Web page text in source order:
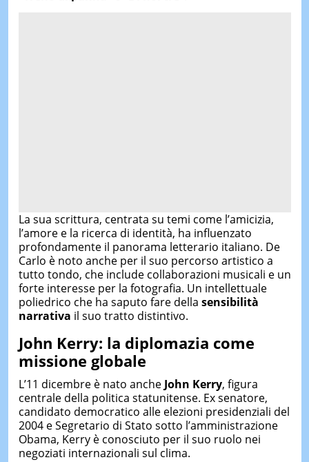
La sua scrittura, centrata su temi come l’amicizia,
l’amore e la ricerca di identità, ha influenzato
profondamente il panorama letterario italiano. De
Carlo è noto anche per il suo percorso artistico a
tutto tondo, che include collaborazioni musicali e un
forte interesse per la fotografia. Un intellettuale
poliedrico che ha saputo fare della sensibilità
narrativa il suo tratto distintivo.
John Kerry: la diplomazia come
missione globale
L’11 dicembre è nato anche John Kerry, figura
centrale della politica statunitense. Ex senatore,
candidato democratico alle elezioni presidenziali del
2004 e Segretario di Stato sotto l’amministrazione
Obama, Kerry è conosciuto per il suo ruolo nei
negoziati internazionali sul clima.